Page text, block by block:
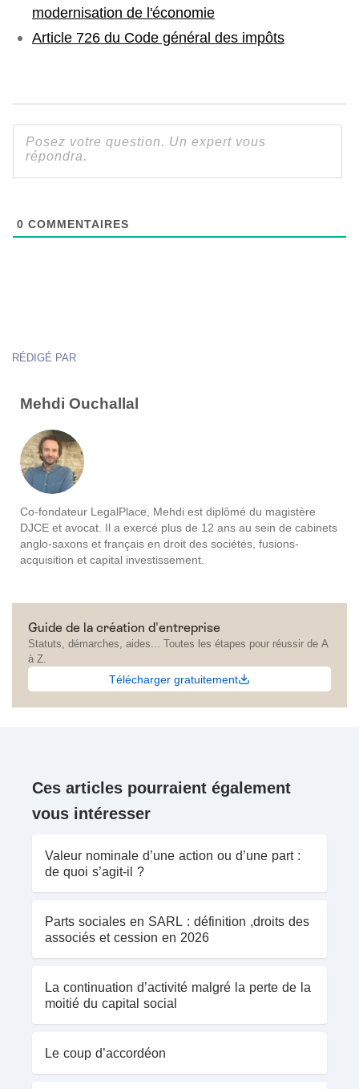
modernisation de l'économie
Article 726 du Code général des impôts
0 COMMENTAIRES
RÉDIGÉ PAR
Mehdi Ouchallal
Co-fondateur LegalPlace, Mehdi est diplômé du magistère
DJCE et avocat. Il a exercé plus de 12 ans au sein de cabinets
anglo-saxons et français en droit des sociétés, fusions-
acquisition et capital investissement.
Guide de la création d'entreprise
Statuts, démarches, aides... Toutes les étapes pour réussir de A
à Z.
Télécharger gratuitement
Ces articles pourraient également
vous intéresser
Valeur nominale d’une action ou d’une part :
de quoi s’agit-il ?
Parts sociales en SARL : définition ,droits des
associés et cession en 2026
La continuation d’activité malgré la perte de la
moitié du capital social
Le coup d’accordéon